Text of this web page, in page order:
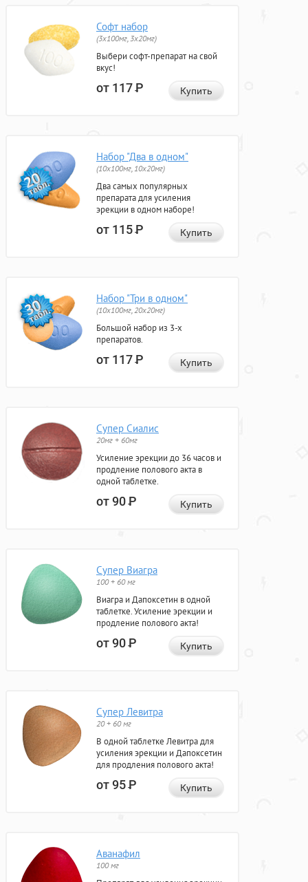
Софт набор
(3x100мг, 3x20мг)
Выбери софт-препарат на свой
вкус!
от 117Р Купить
Набор "Два в одном"
(10x100мг, 10x20мг)
Два самых популярных
препарата для усиления
эрекции в одном наборе!
от 115Р Купить
Набор "Три в одном"
(10x100мг, 20x20мг)
Большой набор из 3-х
препаратов.
от 117Р Купить
Супер Сиалис
20мг + 60мг
Усиление эрекции до 36 часов и
продление полового акта в
одной таблетке.
от 90Р Купить
Супер Виагра
100 + 60 мг
Виагра и Дапоксетин в одной
таблетке. Усиление эрекции и
продление полового акта!
от 90Р Купить
Супер Левитра
20 + 60 мг
В одной таблетке Левитра для
усиления эрекции и Дапоксетин
для продления полового акта!
от 95Р Купить
Аванафил
100 мг